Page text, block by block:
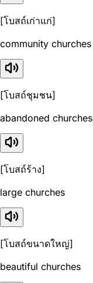
[โบสถ์เก่าแก่]
community churches
[โบสถ์ชุมชน]
abandoned churches
[โบสถ์ร้าง]
large churches
[โบสถ์ขนาดใหญ่]
beautiful churches